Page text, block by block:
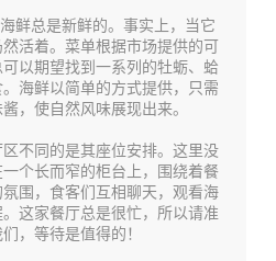
鲜总是新鲜的。事实上，当它
活着。菜单根据市场提供的可
以期望找到一系列的牡蛎、蛤
海鲜以简单的方式提供，只需
，使自然风味展现出来。
不同的是其座位安排。这里没
个长而窄的柜台上，围绕着餐
围，食客们互相聊天，观看海
这家餐厅总是很忙，所以请准
，等待是值得的！